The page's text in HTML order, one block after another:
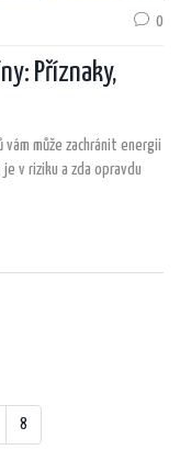
0
Příznaky,
může zachránit energii
v riziku a zda opravdu
8